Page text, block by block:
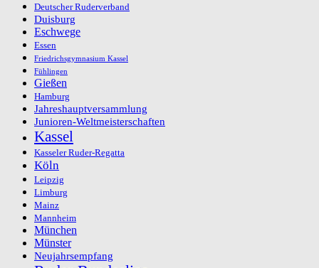
Deutscher Ruderverband
Duisburg
Eschwege
Essen
Friedrichsgymnasium Kassel
Fühlingen
Gießen
Hamburg
Jahreshauptversammlung
Junioren-Weltmeisterschaften
Kassel
Kasseler Ruder-Regatta
Köln
Leipzig
Limburg
Mainz
Mannheim
München
Münster
Neujahrsempfang